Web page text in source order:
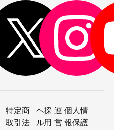
特定商
取引法
ヘ
ル
採
用
運
営
個人情
報保護